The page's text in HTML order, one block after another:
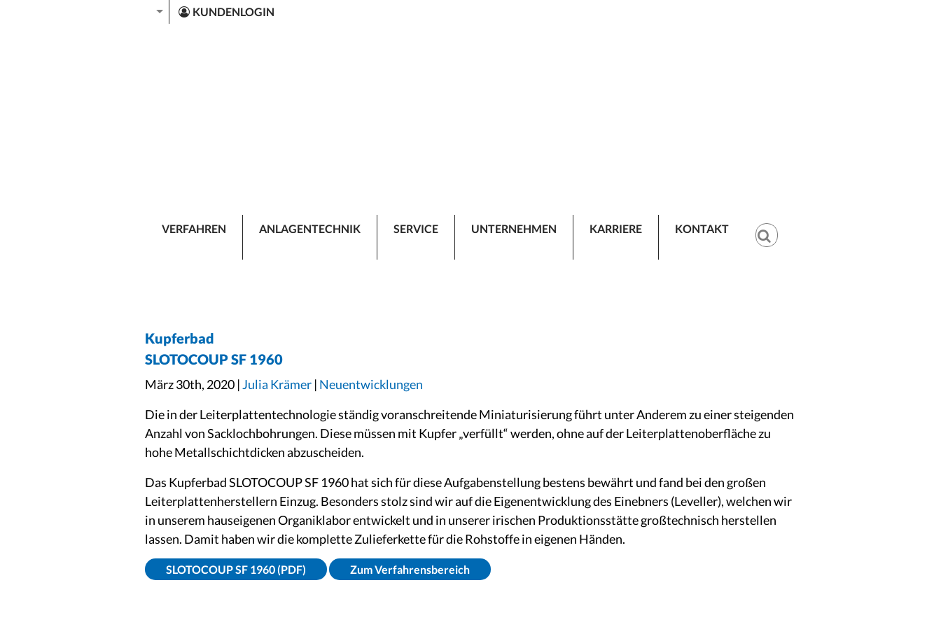
KUNDENLOGIN
VERFAHREN ANLAGENTECHNIK SERVICE UNTERNEHMEN KARRIERE KONTAKT
Kupferbad
SLOTOCOUP SF 1960
März 30th, 2020 |Julia Krämer | Neuentwicklungen
Die in der Leiterplattentechnologie ständig voranschreitende Miniaturisierung führt unter Anderem zu einer steigenden
Anzahl von Sacklochbohrungen. Diese müssen mit Kupfer „verfüllt“ werden, ohne auf der Leiterplattenoberfläche zu
hohe Metallschichtdicken abzuscheiden.
Das Kupferbad SLOTOCOUP SF 1960 hat sich für diese Aufgabenstellung bestens bewährt und fand bei den großen
Leiterplattenherstellern Einzug. Besonders stolz sind wir auf die Eigenentwicklung des Einebners (Leveller), welchen wir
in unserem hauseigenen Organiklabor entwickelt und in unserer irischen Produktionsstätte großtechnisch herstellen
lassen. Damit haben wir die komplette Zulieferkette für die Rohstoffe in eigenen Händen.
SLOTOCOUP SF 1960 (PDF) Zum Verfahrensbereich